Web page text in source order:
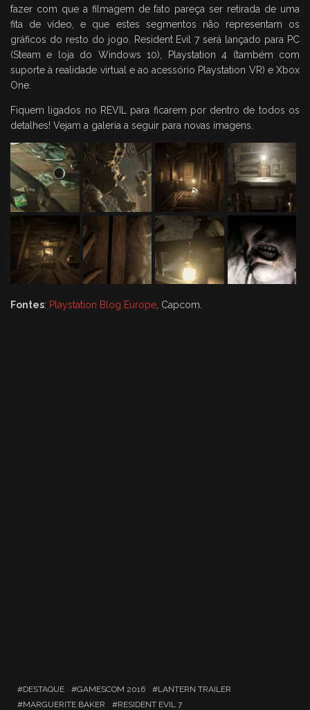
fazer com que a filmagem de fato pareça ser retirada de uma
fita de vídeo, e que estes segmentos não representam os
gráficos do resto do jogo. Resident Evil 7 será lançado para PC
(Steam e loja do Windows 10), Playstation 4 (também com
suporte à realidade virtual e ao acessório Playstation VR) e Xbox
One.
Fiquem ligados no REVIL para ficarem por dentro de todos os
detalhes! Vejam a galeria a seguir para novas imagens.
Fontes: Playstation Blog Europe , Capcom.
DESTAQUE GAMESCOM 2016
LANTERN TRAILER
MARGUERITE BAKER
RESIDENT EVIL 7